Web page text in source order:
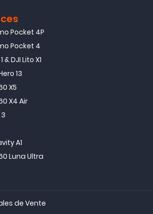
Pocket 4P
Pocket 4
& DJI Lito X1
13
X5
X4 Air
A1
Luna Ultra
de Vente